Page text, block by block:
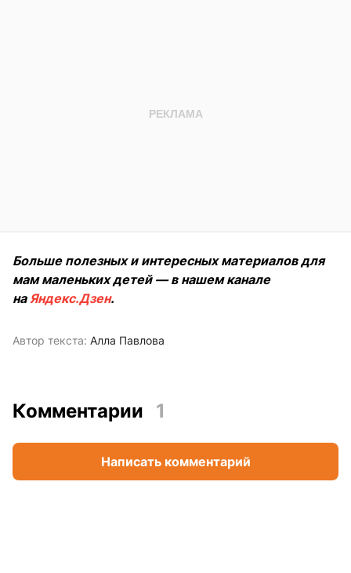
Больше полезных и интересных материалов для
мам маленьких детей — в нашем канале
наЯндекс.Дзен.
Автор текста: Алла Павлова
Комментарии 1
Написать комментарий